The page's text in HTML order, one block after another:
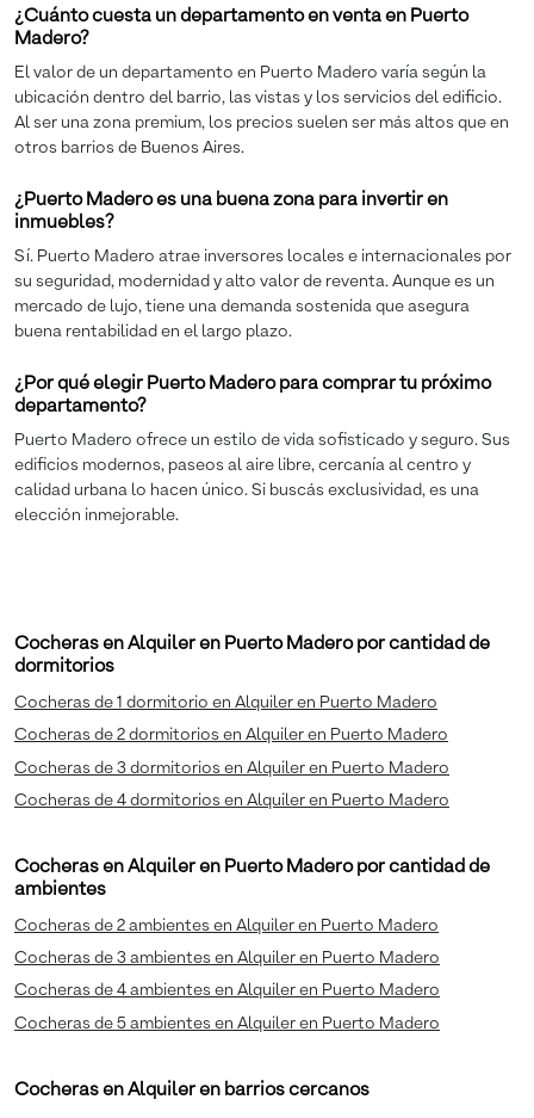
¿Cuánto cuesta un departamento en venta en Puerto
Madero?
El valor de un departamento en Puerto Madero varía según la
ubicación dentro del barrio, las vistas y los servicios del edificio.
Al ser una zona premium, los precios suelen ser más altos que en
otros barrios de Buenos Aires.
¿Puerto Madero es una buena zona para invertir en
inmuebles?
Sí. Puerto Madero atrae inversores locales e internacionales por
su seguridad, modernidad y alto valor de reventa. Aunque es un
mercado de lujo, tiene una demanda sostenida que asegura
buena rentabilidad en el largo plazo.
¿Por qué elegir Puerto Madero para comprar tu próximo
departamento?
Puerto Madero ofrece un estilo de vida sofisticado y seguro. Sus
edificios modernos, paseos al aire libre, cercanía al centro y
calidad urbana lo hacen único. Si buscás exclusividad, es una
elección inmejorable.
Cocheras en Alquiler en Puerto Madero por cantidad de
dormitorios
Cocheras de 1 dormitorio en Alquiler en Puerto Madero
Cocheras de 2 dormitorios en Alquiler en Puerto Madero
Cocheras de 3 dormitorios en Alquiler en Puerto Madero
Cocheras de 4 dormitorios en Alquiler en Puerto Madero
Cocheras en Alquiler en Puerto Madero por cantidad de
ambientes
Cocheras de 2 ambientes en Alquiler en Puerto Madero
Cocheras de 3 ambientes en Alquiler en Puerto Madero
Cocheras de 4 ambientes en Alquiler en Puerto Madero
Cocheras de 5 ambientes en Alquiler en Puerto Madero
Cocheras en Alquiler en barrios cercanos